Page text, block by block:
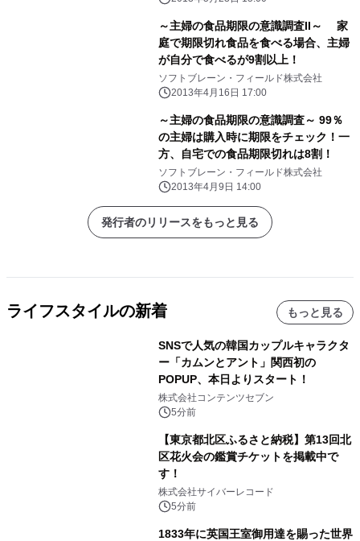
～主婦の食品期限の意識調査II～ 家
庭で期限切れ食品を食べる場合、主婦
が自分で食べるが9割以上！
ソフトブレーン・フィールド株式会社
2013年4月16日 17:00
～主婦の食品期限の意識調査～ 99％
の主婦は購入時に期限をチェック！一
方、自宅での食品期限切れは8割！
ソフトブレーン・フィールド株式会社
2013年4月9日 14:00
発行者のリリースをもっと見る
ライフスタイルの新着 もっと見る
SNSで人気の韓国カップルキャラクタ
ー「カムンとアント」関西初の
POPUP、本日よりスタート！
株式会社コンテンツセブン
5分前
【東京都北区ふるさと納税】第13回北
区花火会の鑑賞チケットを掲載中で
す！
株式会社サイバーレコード
5分前
1833年に英国王室御用達を賜った世界